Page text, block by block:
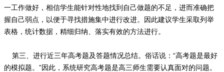
一工作做好，相信学生能针对性地找到自己做题的不足，进而准确把
握自己弱点，以便于寻找措施集中进行改进。因此建议学生采取列举
表格，统计数据，精细归纳、落实有效的方法进行。
第三、进行近三年高考题及答题情况总结。俗话说：“高考题是最好
的模拟题。”因此，系统研究高考题是高三师生需要认真面对的问题。